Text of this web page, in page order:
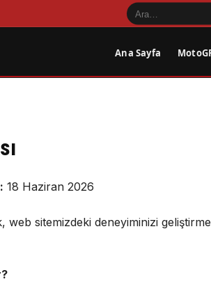
Ana Sayfa
18 Haziran 2026
web sitemizdeki deneyiminizi